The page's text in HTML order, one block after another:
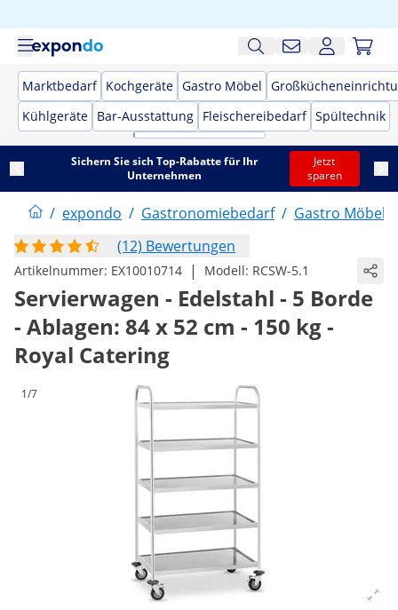
Marktbedarf Kochgeräte Gastro Möbel
Kühlgeräte Bar-Ausstattung Fleischereibedarf Spültechnik
Sichern Sie sich Top-Rabatte für Ihr
Unternehmen
Jetzt
sparen
/ expondo / Gastronomiebedarf / Gastro Möbel
(12) Bewertungen
Artikelnummer: EX10010714 | Modell: RCSW-5.1
Servierwagen - Edelstahl - 5 Borde
- Ablagen: 84 x 52 cm - 150 kg -
Royal Catering
1/7